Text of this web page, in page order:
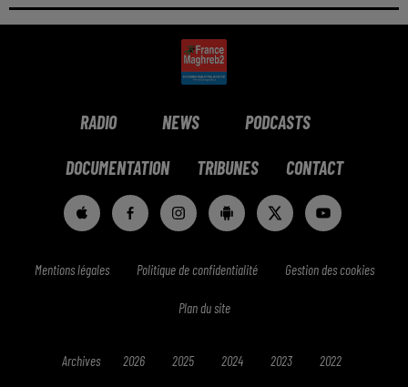
RADIO NEWS PODCASTS
DOCUMENTATION TRIBUNES CONTACT
Mentions légales Politique de confidentialité Gestion des cookies
Plan du site
Archives 2026 2025 2024 2023 2022